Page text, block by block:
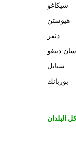
شيكاغو
هيوستن
دنفر
سان دييغو
سياتل
بوربانك
البلدان